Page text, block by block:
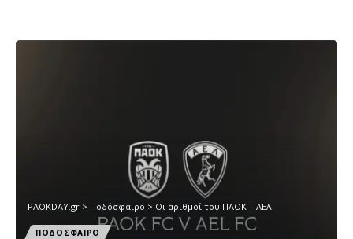
PAOKDAY.gr > Ποδόσφαιρο > Οι αριθμοί του ΠΑΟΚ – ΑΕΛ
ΠΟΔΟΣΦΑΙΡΟ